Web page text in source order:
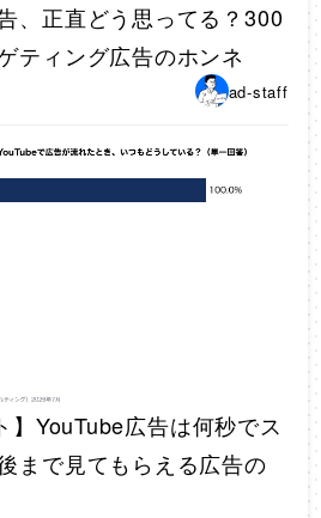
、正直どう思ってる？300
ティング広告のホンネ
ad-staff
】YouTube広告は何秒でス
まで見てもらえる広告の